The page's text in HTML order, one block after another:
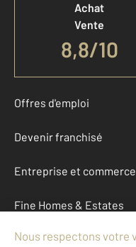
Achat
Vente
8,8/10
Offres d'emploi
Devenir franchisé
Entreprise et commerce
Fine Homes & Estates
À propos